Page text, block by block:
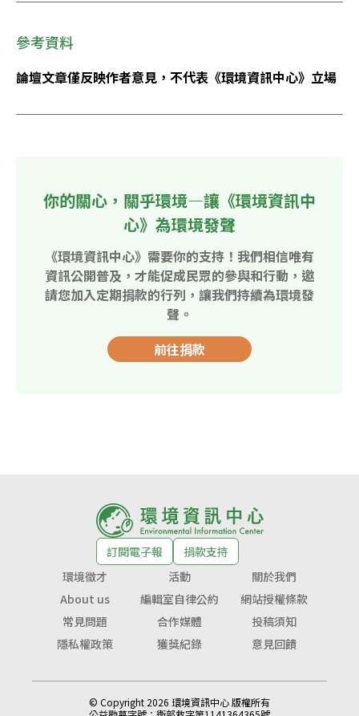
參考資料
論壇文章僅反映作者意見，不代表《環境資訊中心》立場
你的關心，關乎環境—讓《環境資訊中
心》為環境發聲
《環境資訊中心》需要你的支持！我們相信唯有
資訊公開普及，才能促成民眾的參與和行動，邀
請您加入定期捐款的行列，讓我們持續為環境發
聲。
前往捐款
訂閱電子報
捐款支持
環境徵才
活動
關於我們
About us
編輯室自律公約
網站授權條款
常見問題
合作媒體
投稿須知
隱私權政策
獲獎紀錄 意見回饋
© Copyright 2026 環境資訊中心 版權所有